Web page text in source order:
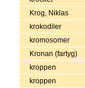
Krog, Niklas
krokodiler
kromosomer
Kronan (fartyg)
kroppen
kroppen